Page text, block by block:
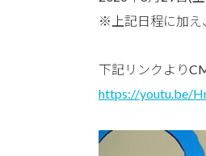
※上記日程に加え
下記リンクより
https://youtu.be/